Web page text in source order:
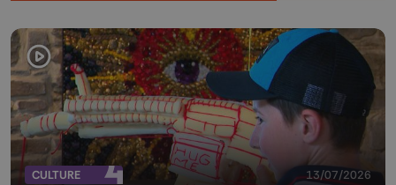
CULTURE 13/07/2026